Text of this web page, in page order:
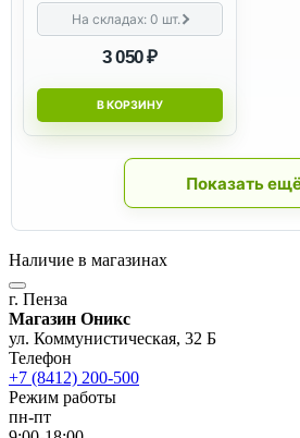
На складах:0 шт.
3 050 ₽
В КОРЗИНУ
Показать
Наличие в магазинах
г. Пенза
Магазин Оникс
ул. Коммунистическая, 32 Б
Телефон
+7 (8412) 200-500
Режим работы
пн-пт